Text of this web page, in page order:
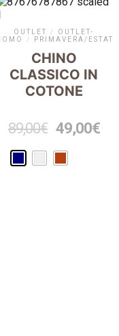
OUTLET /
OUTLET-
/ PRIMAVERA/ESTATE
CHINO
CLASSICO IN
COTONE
89,00€ 49,00€